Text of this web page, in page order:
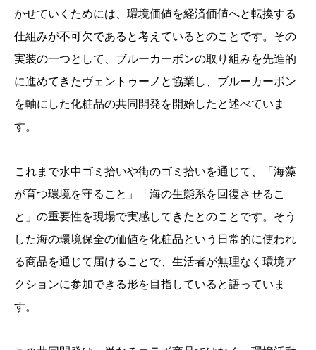
かせていくためには、環境価値を経済価値へと転換する
仕組みが不可欠であると考えているとのことです。その
実装の一つとして、ブルーカーボンの取り組みを先進的
に進めてきたヴェントゥーノと協業し、ブルーカーボン
を軸にした化粧品の共同開発を開始したと述べていま
す。
これまで水中ゴミ拾いや街のゴミ拾いを通じて、「海藻
が育つ環境を守ること」「海の生態系を回復させるこ
と」の重要性を現場で実感してきたとのことです。そう
した海の環境保全の価値を化粧品という日常的に使われ
る商品を通じて届けることで、生活者が無理なく環境ア
クションに参加できる形を目指していると語っていま
す。